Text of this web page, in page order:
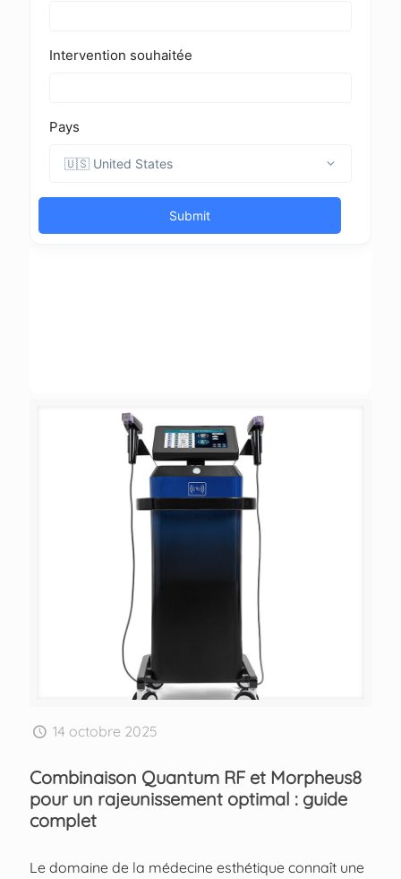
14 octobre 2025
Combinaison Quantum RF et Morpheus8
pour un rajeunissement optimal : guide
complet
Le domaine de la médecine esthétique connaît une